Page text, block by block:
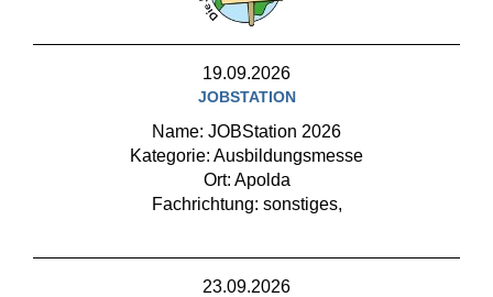
19.09.2026
JOBSTATION
Name: JOBStation 2026
Kategorie: Ausbildungsmesse
Ort: Apolda
Fachrichtung: sonstiges,
23.09.2026